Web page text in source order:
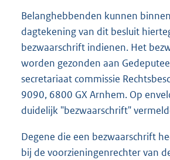
Belanghebbenden kunnen
dagtekening van dit besluit
bezwaarschrift indienen. Het
worden gezonden aan
secretariaat commissie
9090, 6800 GX Arnhem. Op
duidelijk "bezwaarschrift"
Degene die een bezwaarschrift
bij de voorzieningenrechter van